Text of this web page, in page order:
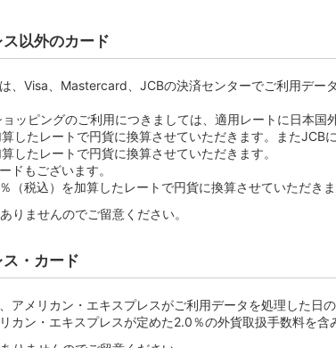
以外のカード
、Visa、Mastercard、JCBの決済センターでご利用デー
ッピングのご利用につきましては、適用レートに日本国
したレートで円貨に換算させていただきます。またJCB
したレートで円貨に換算させていただきます。
ドもございます。
税込）を加算したレートで円貨に換算させていただきま
りませんのでご留意ください。
・カード
アメリカン・エキスプレスがご利用データを処理した日
カン・エキスプレスが定めた2.0％の外貨取扱手数料を含